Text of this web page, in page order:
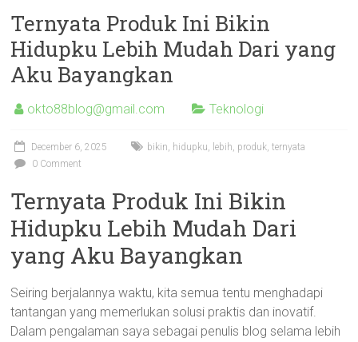
Ternyata Produk Ini Bikin
Hidupku Lebih Mudah Dari yang
Aku Bayangkan
okto88blog@gmail.com Teknologi
December 6, 2025 bikin, hidupku, lebih, produk,ternyata
0 Comment
Ternyata Produk Ini Bikin
Hidupku Lebih Mudah Dari
yang Aku Bayangkan
Seiring berjalannya waktu, kita semua tentu menghadapi
tantangan yang memerlukan solusi praktis dan inovatif.
Dalam pengalaman saya sebagai penulis blog selama lebih